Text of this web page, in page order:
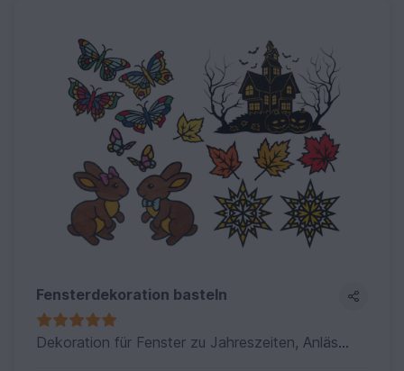
Fensterdekoration basteln
Dekoration für Fenster zu Jahreszeiten, Anlässen und einfach so.